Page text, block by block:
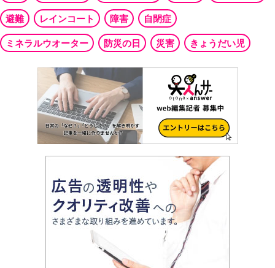
避難 レインコート 障害 自閉症
ミネラルウオーター 防災の日 災害 きょうだい児